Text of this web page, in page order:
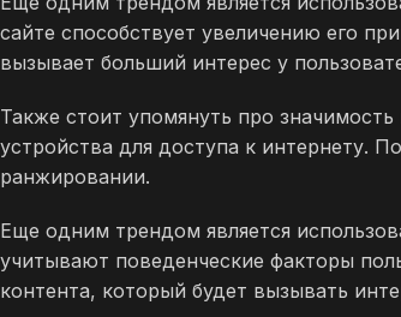
сайте способствует увеличению его
вызывает больший интерес у
Также стоит упомянуть про
устройства для доступа к интернету.
ранжировании.
Еще одним трендом является
учитывают поведенческие факторы
контента, который будет вызывать